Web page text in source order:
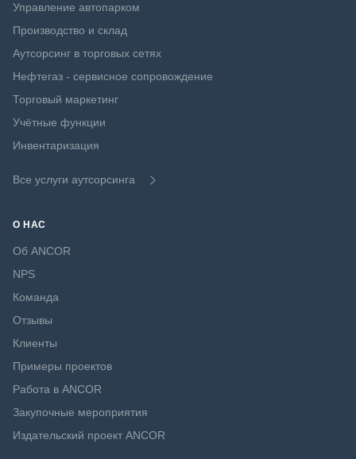
Управление автопарком
Производство и склад
Аутсорсинг в торговых сетях
Нефтегаз - сервисное сопровождение
Торговый маркетинг
Учётные функции
Инвентаризация
Все услуги аутсорсинга
О НАС
Об ANCOR
NPS
Команда
Отзывы
Клиенты
Примеры проектов
Работа в ANCOR
Закупочные мероприятия
Издательский проект ANCOR